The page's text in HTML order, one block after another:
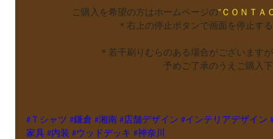
ご購入を希望の方はホームページの”ＣＯＮＴＡ
＊右上の停止ボタンで画面を停止するこ
＊若干刷りむらのある場合がございますが、
予めご了承のうえご購入下さ
#Ｔシャツ #鎌倉 #湘南 #店舗デザイン #インテリアデザイン
家具 #内装 #ウッドデッキ #神奈川